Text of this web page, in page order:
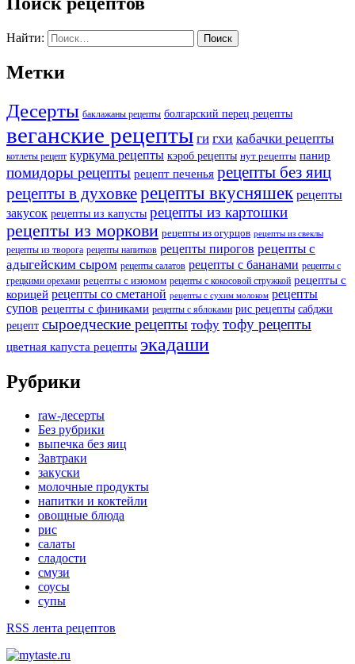
Найти:
Метки
Десерты баклажаны рецепты болгарский перец рецепты
веганские рецепты ги гхи кабачки рецепты
котлеты рецепт куркума рецепты кэроб рецепты нут рецепты панир
помидоры рецепты рецепт печенья рецепты без яиц
рецепты в духовкерецепты вкусняшек рецепты
закусок рецепты из капусты рецепты из картошки
рецепты из моркови рецепты из огурцов рецепты из свеклы
рецепты из творога рецепты напитков рецепты пирогов рецепты с
адыгейским сыром рецепты салатов рецепты с бананами рецепты с
грецкими орехами рецепты с изюмом рецепты с кокосовой стружкой рецепты с
корицей рецепты со сметаной рецепты с сухим молоком рецепты
супов рецепты с финиками рецепты с яблоками рис рецепты сабджи
рецепт сыроедческие рецепты тофу тофу рецепты
цветная капуста рецепты экадаши
Рубрики
raw-десерты
Без рубрики
выпечка без яиц
Завтраки
закуски
молочные продукты
напитки и коктейли
овощные блюда
рис
салаты
сладости
смузи
соусы
супы
RSS лента рецептов